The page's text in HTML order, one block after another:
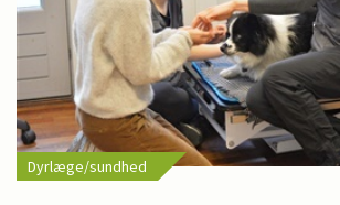
Dyrlæge/sundhed